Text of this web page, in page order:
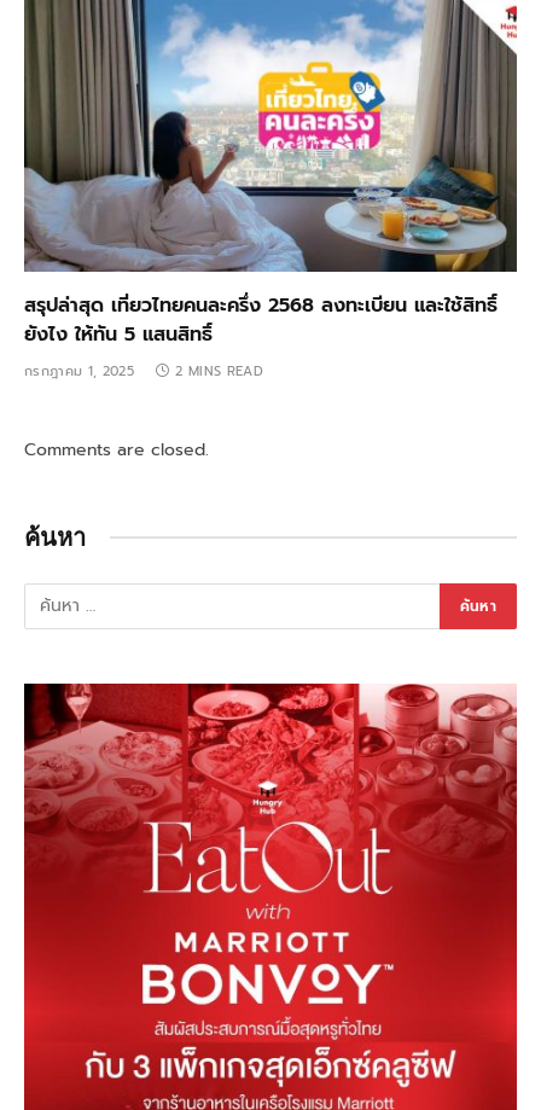
สรุปล่าสุด เที่ยวไทยคนละครึ่ง 2568 ลงทะเบียน และใช้สิทธิ์
ยังไง ให้ทัน 5 แสนสิทธิ์
กรกฎาคม 1, 2025 2 MINS READ
Comments are closed.
ค้นหา